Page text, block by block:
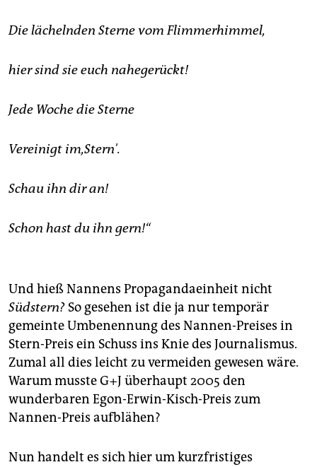
Die lächelnden Sterne vom Flimmerhimmel,
hier sind sie euch nahegerückt!
Jede Woche die Sterne
Vereinigt im,Stern'.
Schau ihn dir an!
Schon hast du ihn gern!“
Und hieß Nannens Propagandaeinheit nicht
Südstern? So gesehen ist die ja nur temporär
gemeinte Umbenennung des Nannen-Preises in
Stern-Preis ein Schuss ins Knie des Journalismus.
Zumal all dies leicht zu vermeiden gewesen wäre.
Warum musste G + J überhaupt 2005 den
wunderbaren Egon-Erwin-Kisch-Preis zum
Nannen-Preis aufblähen?
Nun handelt es sich hier um kurzfristiges